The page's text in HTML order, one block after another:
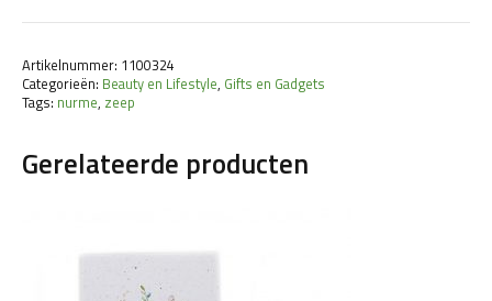
Artikelnummer: 1100324
Categorieën: Beauty en Lifestyle, Gifts en Gadgets
Tags: nurme, zeep
Gerelateerde producten